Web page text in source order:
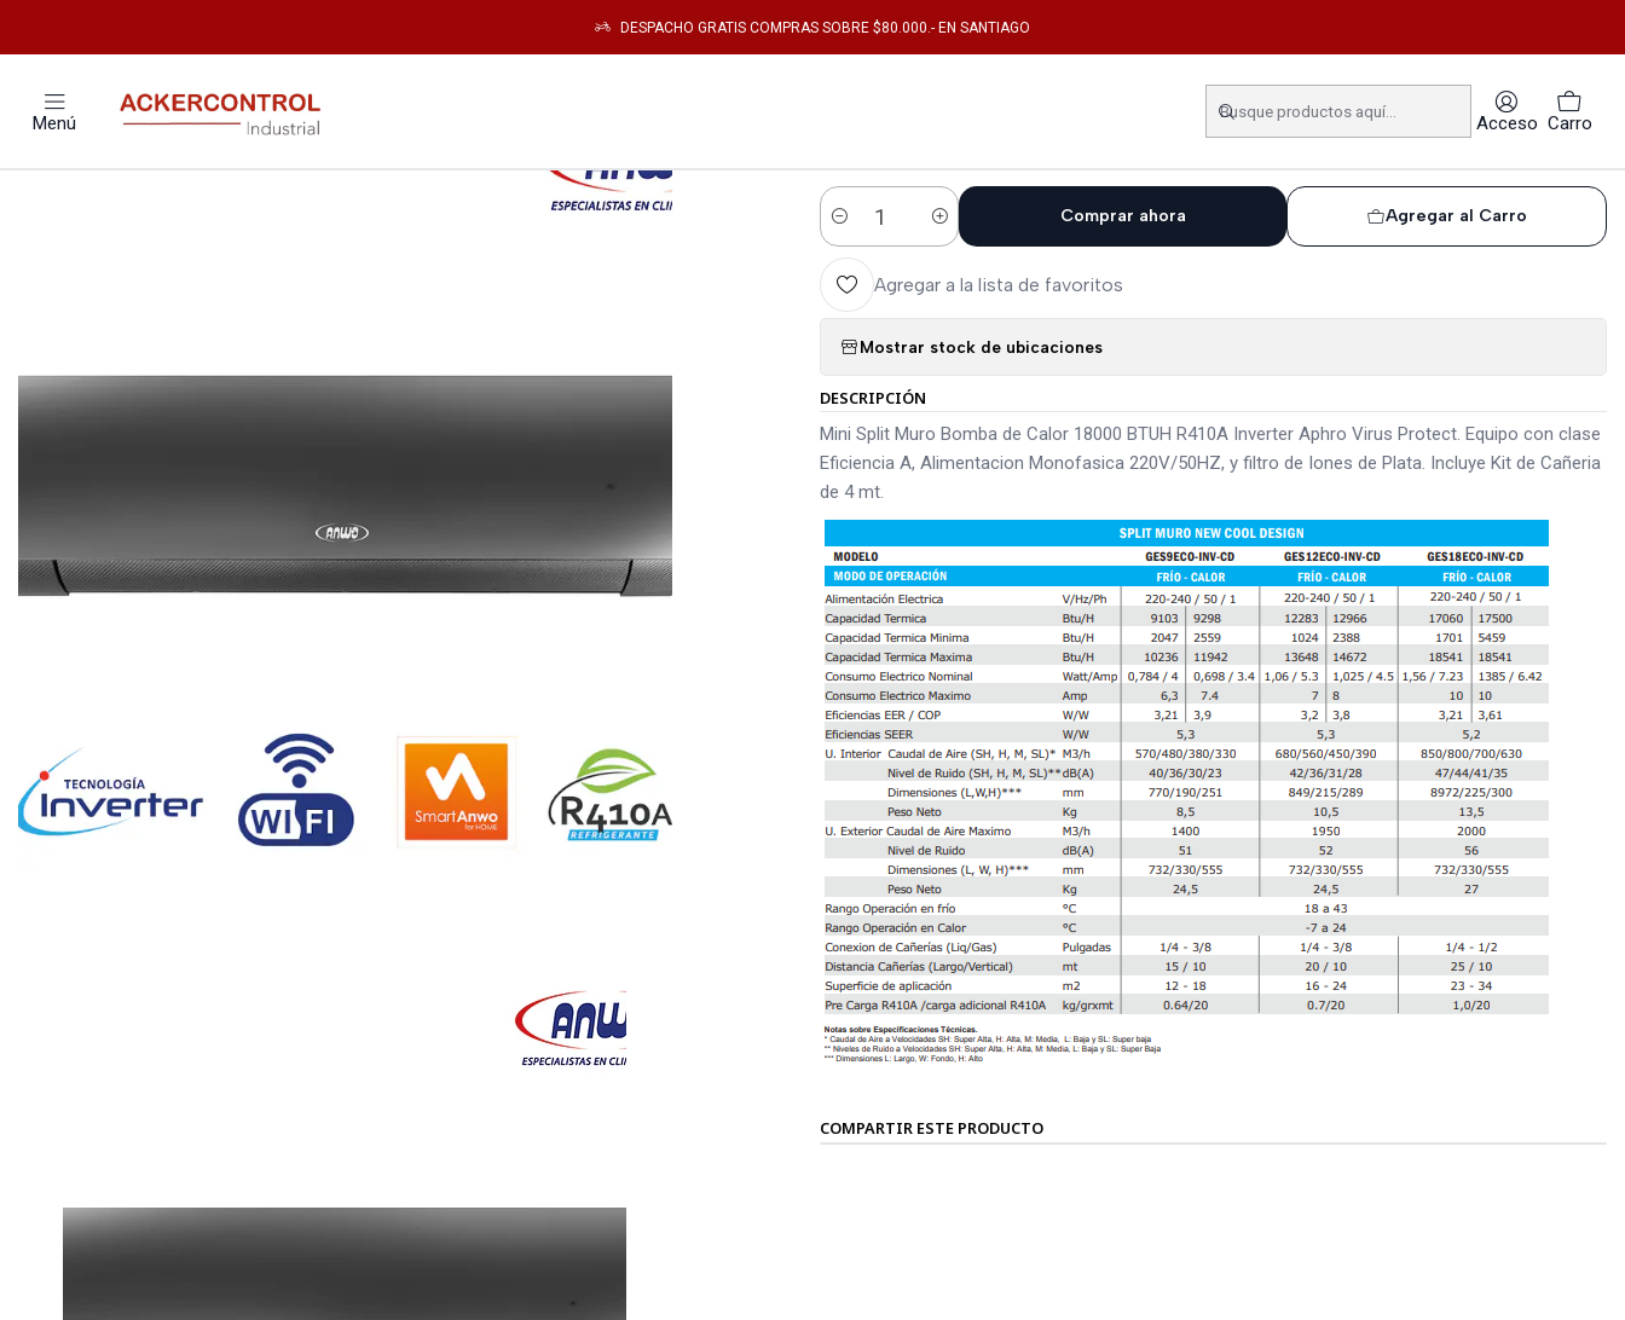
Menú Acceso Carro
DESPACHO GRATIS COMPRAS SOBRE $80.000.- EN SANTIAGO
AIRE ACONDICIONADO AIRE ACONDICIONADO SPLIT MURO 18.000 BTUH INVERTER R410A NEW COOL DESIGN
AIRE ACONDICIONADO SPLIT MURO 18.000
BTUH INVERTER R410A NEW COOL DESIGN
Cantidad
Agregar al Carro
Comprar ahora
Agregar a la lista de favoritos
Mostrar stock de ubicaciones
DESCRIPCIÓN
Mini Split Muro Bomba de Calor 18000 BTUH R410A Inverter Aphro Virus Protect. Equipo con clase
Eficiencia A, Alimentacion Monofasica 220V/50HZ, y filtro de Iones de Plata. Incluye Kit de Cañeria
de 4 mt.
COMPARTIR ESTE PRODUCTO